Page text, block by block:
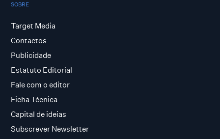
SOBRE
Target Media
Contactos
Publicidade
Estatuto Editorial
Fale com o editor
Ficha Técnica
Capital de ideias
Subscrever Newsletter